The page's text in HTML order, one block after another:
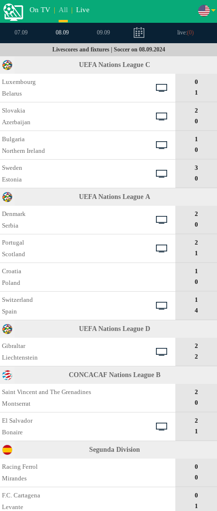
On TV | All | Live
07.09 08.09 09.09 live:(0)
Livescores and fixtures | Soccer on 08.09.2024
UEFA Nations League C
Luxembourg
Belarus
0
1
Slovakia
Azerbaijan
2
0
Bulgaria
Northern Ireland
1
0
Sweden
Estonia
3
0
UEFA Nations League А
Denmark
Serbia
2
0
Portugal
Scotland
2
1
Croatia
Poland
1
0
Switzerland
Spain
1
4
UEFA Nations League D
Gibraltar
Liechtenstein
2
2
CONCACAF Nations League B
Saint Vincent and The Grenadines
Montserrat
2
0
El Salvador
Bonaire
2
1
Segunda Division
Racing Ferrol
Mirandes
0
0
F.C. Cartagena
Levante
0
1